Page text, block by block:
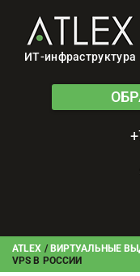
ИТ-инфраструктура
ATLEX / ВИРТУАЛЬНЫЕ
VPS В РОССИИ